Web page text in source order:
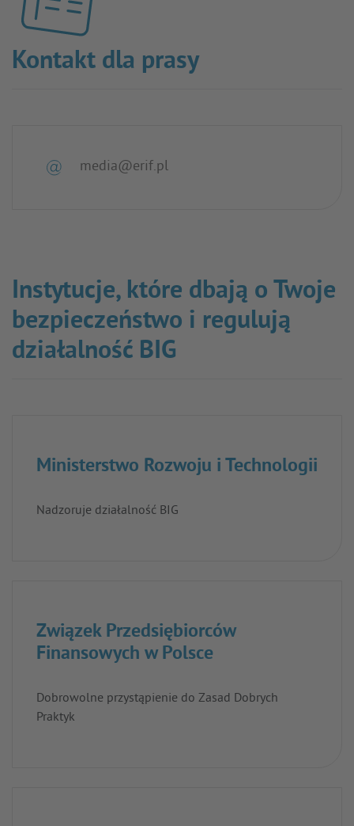
Kontakt dla prasy
media@erif.pl
Instytucje, które dbają o Twoje
bezpieczeństwo i regulują
działalność BIG
Ministerstwo Rozwoju i Technologii
Nadzoruje działalność BIG
Związek Przedsiębiorców
Finansowych w Polsce
Dobrowolne przystąpienie do Zasad Dobrych
Praktyk